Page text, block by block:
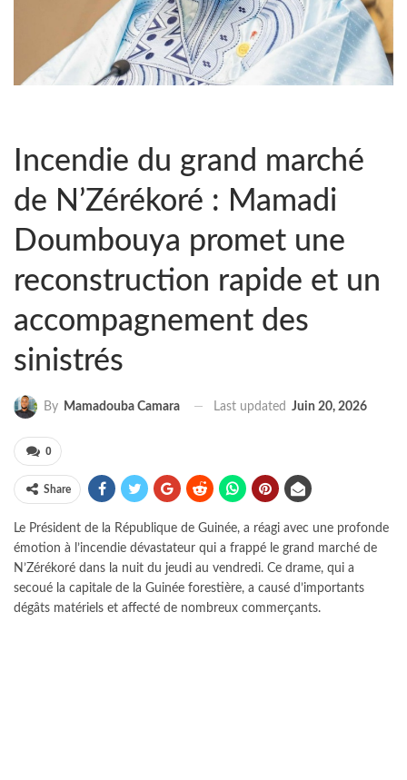
Incendie du grand marché
de N’Zérékoré : Mamadi
Doumbouya promet une
reconstruction rapide et un
accompagnement des
sinistrés
By Mamadouba Camara Last updated Juin 20, 2026
0
Share
Le Président de la République de Guinée, a réagi avec une profonde
émotion à l’incendie dévastateur qui a frappé le grand marché de
N’Zérékoré dans la nuit du jeudi au vendredi. Ce drame, qui a
secoué la capitale de la Guinée forestière, a causé d’importants
dégâts matériels et affecté de nombreux commerçants.